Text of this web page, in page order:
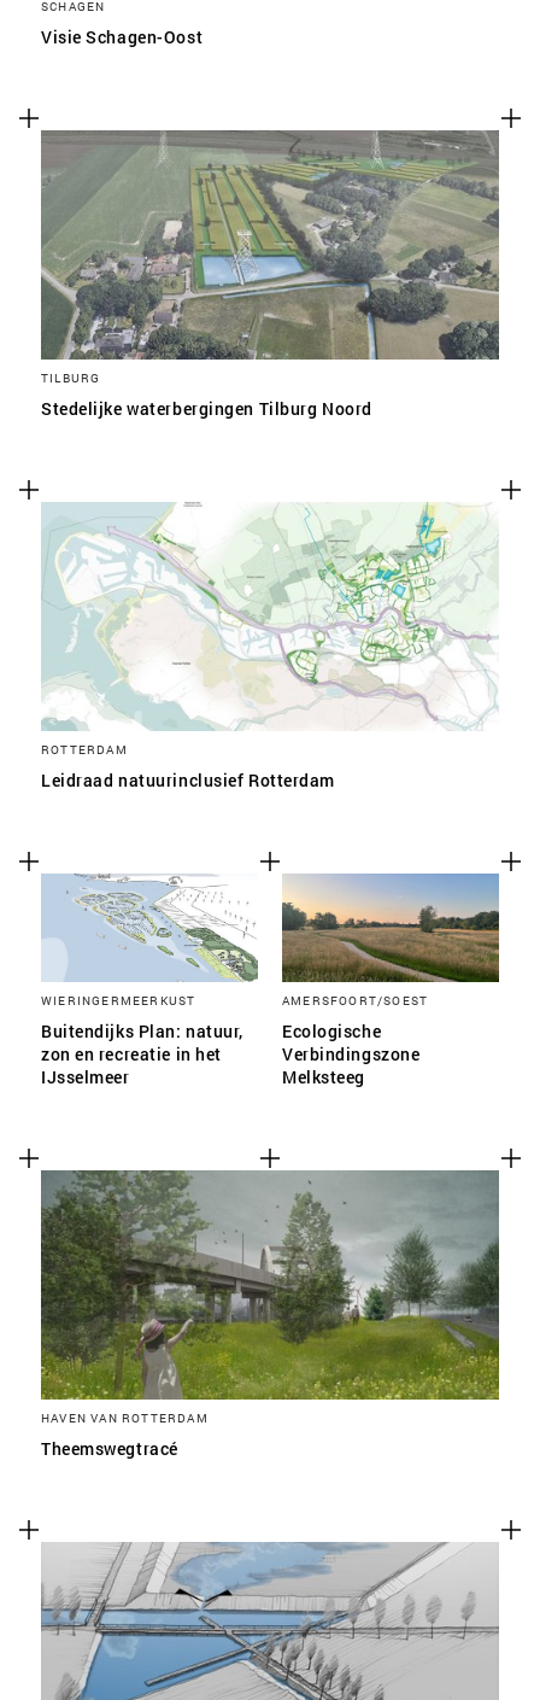
SCHAGEN
Visie Schagen-Oost
TILBURG
Stedelijke waterbergingen Tilburg Noord
ROTTERDAM
Leidraad natuurinclusief Rotterdam
WIERINGERMEERKUST
Buitendijks Plan: natuur,
zon en recreatie in het
IJsselmeer
AMERSFOORT/SOEST
Ecologische
Verbindingszone
Melksteeg
HAVEN VAN ROTTERDAM
Theemswegtracé